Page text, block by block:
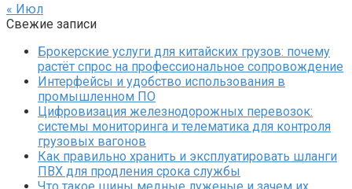
« Июл
Свежие записи
Брокерские услуги для китайских грузов: почему
растёт спрос на профессиональное сопровождение
Интерфейсы и удобство использования в
промышленном ПО
Цифровизация железнодорожных перевозок:
системы мониторинга и телематика для контроля
грузовых вагонов
Как правильно хранить и эксплуатировать шланги
ПВХ для продления срока службы